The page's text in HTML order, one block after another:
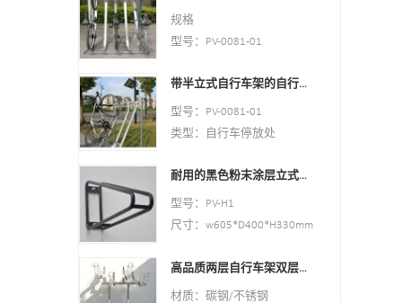
红色或定制。
风格：室内外
装车：根据客户需要
表面处理：热镀锌
规格
型号：PV-0081-01
颜色：银色
风格：室内室外
材质：碳钢
尺寸：高1463毫米，深
带半立式自行车架的自行车停放处
型号：PV-0081-01
类型：自行车停放处
风格：室内室外
材质：碳钢
载重：2-10辆（根据客户需
尺寸：高1463毫米，深
耐用的黑色粉末涂层立式自行车架
型号：PV-H1
尺寸：w605*D400*H330mm
表面处理：动力涂层
净重：1.6 公斤
高品质两层自行车架双层自行车架
材质：碳钢/不锈钢